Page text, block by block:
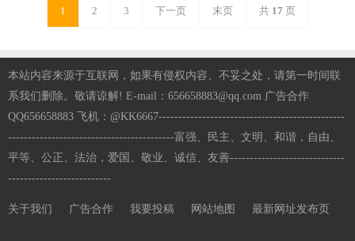
1 2 3 下一页 末页 共 17 页
本站内容来源于互联网，如果有侵权内容、不妥之处，请第一时间联
系我们删除。敬请谅解! E-mail：656658883@qq.com 广告合作
QQ656658883 飞机：@KK6667-----------------------------------------------
------------------------------------------富强、民主、文明、和谐，自由、
平等、公正、法治，爱国、敬业、诚信、友善-----------------------------
--------------------------
关于我们 广告合作 我要投稿 网站地图 最新网址发布页